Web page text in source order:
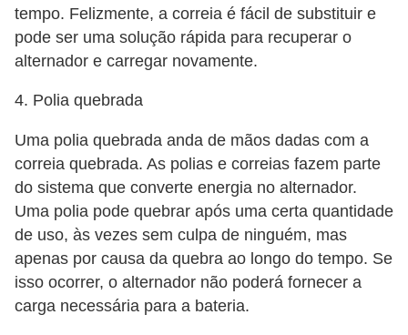
tempo. Felizmente, a correia é fácil de substituir e
pode ser uma solução rápida para recuperar o
alternador e carregar novamente.
4. Polia quebrada
Uma polia quebrada anda de mãos dadas com a
correia quebrada. As polias e correias fazem parte
do sistema que converte energia no alternador.
Uma polia pode quebrar após uma certa quantidade
de uso, às vezes sem culpa de ninguém, mas
apenas por causa da quebra ao longo do tempo. Se
isso ocorrer, o alternador não poderá fornecer a
carga necessária para a bateria.